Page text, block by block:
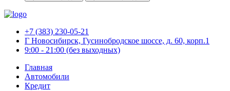
+7 (383) 230-05-21
Г Новосибирск, Гусинобродское шоссе, д. 60, корп.1
9:00 - 21:00 (без выходных)
Главная
Автомобили
Кредит